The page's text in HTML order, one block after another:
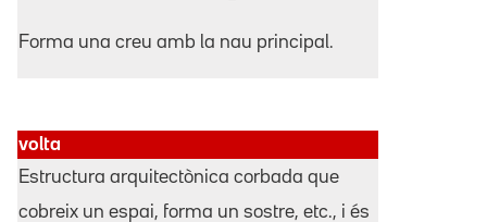
Forma una creu amb la nau principal.
volta
Estructura arquitectònica corbada que
cobreix un espai, forma un sostre, etc., i és